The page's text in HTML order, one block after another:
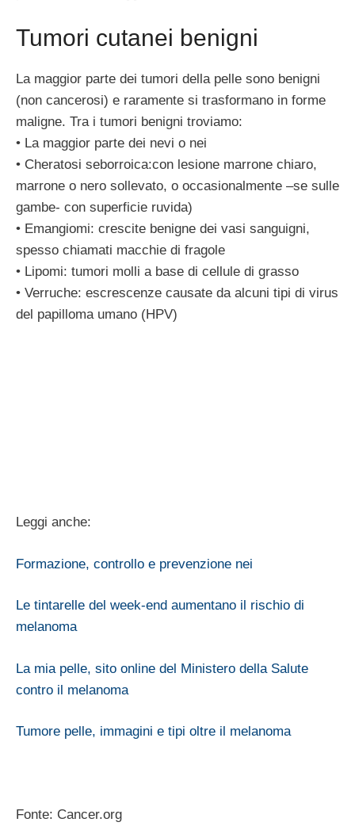
Tumori cutanei benigni
La maggior parte dei tumori della pelle sono benigni
(non cancerosi) e raramente si trasformano in forme
maligne. Tra i tumori benigni troviamo:
• La maggior parte dei nevi o nei
• Cheratosi seborroica:con lesione marrone chiaro,
marrone o nero sollevato, o occasionalmente –se sulle
gambe- con superficie ruvida)
• Emangiomi: crescite benigne dei vasi sanguigni,
spesso chiamati macchie di fragole
• Lipomi: tumori molli a base di cellule di grasso
• Verruche: escrescenze causate da alcuni tipi di virus
del papilloma umano (HPV)
Leggi anche:
Formazione, controllo e prevenzione nei
Le tintarelle del week-end aumentano il rischio di
melanoma
La mia pelle, sito online del Ministero della Salute
contro il melanoma
Tumore pelle, immagini e tipi oltre il melanoma
Fonte: Cancer.org